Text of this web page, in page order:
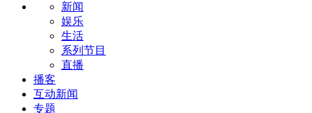
新闻
娱乐
生活
系列节目
直播
播客
互动新闻
专题